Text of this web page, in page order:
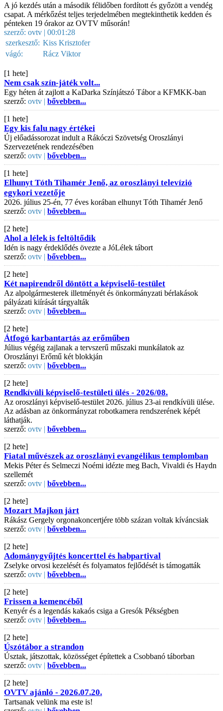
A jó kezdés után a második félidőben fordított és győzött a vendég
csapat. A mérkőzést teljes terjedelmében megtekinthetik kedden és
pénteken 19 órakor az OVTV műsorán!
szerző: ovtv | 00:01:28
szerkesztő: Kiss Krisztofer
vágó:
Rácz Viktor
[1 hete]
Nem csak szín-játék volt...
Egy héten át zajlott a KaDarka Színjátszó Tábor a KFMKK-ban
szerző: ovtv | bővebben...
[1 hete]
Egy kis falu nagy értékei
Új előadássorozat indult a Rákóczi Szövetség Oroszlányi
Szervezetének rendezésében
szerző: ovtv | bővebben...
[1 hete]
Elhunyt Tóth Tihamér Jenő, az oroszlányi televízió
egykori vezetője
2026. július 25-én, 77 éves korában elhunyt Tóth Tihamér Jenő
szerző: ovtv | bővebben...
[2 hete]
Ahol a lélek is feltöltődik
Idén is nagy érdeklődés övezte a JóLélek tábort
szerző: ovtv | bővebben...
[2 hete]
Két napirendről döntött a képviselő-testület
Az alpolgármesterek illetményét és önkormányzati bérlakások
pályázati kiírását tárgyalták
szerző: ovtv | bővebben...
[2 hete]
Átfogó karbantartás az erőműben
Július végéig zajlanak a tervszerű műszaki munkálatok az
Oroszlányi Erőmű két blokkján
szerző: ovtv | bővebben...
[2 hete]
Rendkívüli képviselő-testületi ülés - 2026/08.
Az oroszlányi képviselő-testület 2026. július 23-ai rendkívüli ülése.
Az adásban az önkormányzat robotkamera rendszerének képét
láthatják.
szerző: ovtv | bővebben...
[2 hete]
Fiatal művészek az oroszlányi evangélikus templomban
Mekis Péter és Selmeczi Noémi idézte meg Bach, Vivaldi és Haydn
szellemét
szerző: ovtv | bővebben...
[2 hete]
Mozart Majkon járt
Rákász Gergely orgonakoncertjére több százan voltak kíváncsiak
szerző: ovtv | bővebben...
[2 hete]
Adománygyűjtés koncerttel és habpartival
Zselyke orvosi kezelését és folyamatos fejlődését is támogatták
szerző: ovtv | bővebben...
[2 hete]
Frissen a kemencéből
Kenyér és a legendás kakaós csiga a Gresók Pékségben
szerző: ovtv | bővebben...
[2 hete]
Úszótábor a strandon
Úsztak, játszottak, közösséget építettek a Csobbanó táborban
szerző: ovtv | bővebben...
[2 hete]
OVTV ajánló - 2026.07.20.
Tartsanak velünk ma este is!